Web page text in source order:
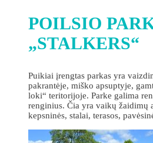
POILSIO
„STALKERS“
Puikiai įrengtas parkas yra
pakrantėje, miško apsuptyje,
loki“ teritorijoje. Parke galima
renginius. Čia yra vaikų žaidimų
kepsninės, stalai, terasos,